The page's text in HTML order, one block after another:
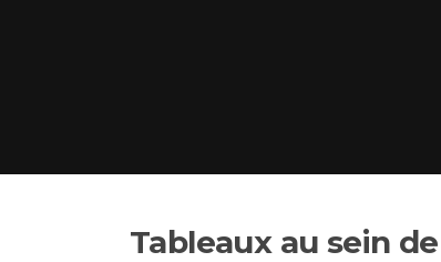
Tableaux au sein